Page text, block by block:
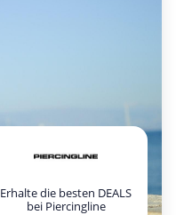
Erhalte die besten DEALS
bei Piercingline